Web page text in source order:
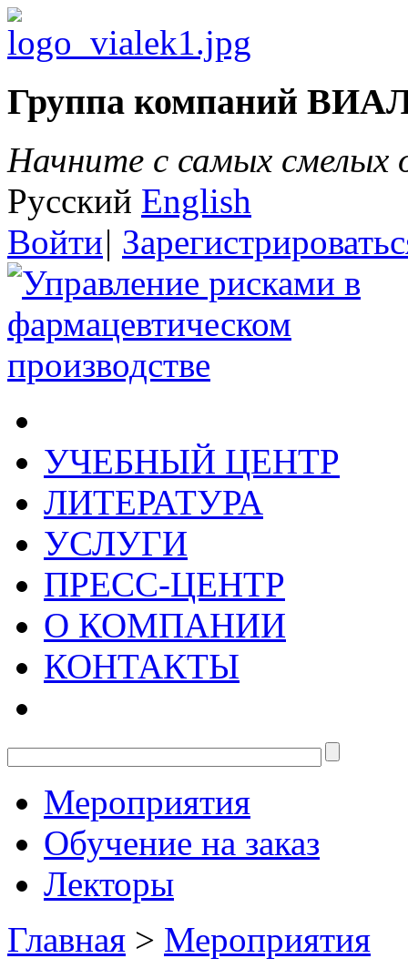
Группа компаний
Начните с самых
Русский English
Войти|
УЧЕБНЫЙ ЦЕНТР
ЛИТЕРАТУРА
УСЛУГИ
ПРЕСС-ЦЕНТР
О КОМПАНИИ
КОНТАКТЫ
Мероприятия
Обучение на заказ
Лекторы
Главная > Мероприятия